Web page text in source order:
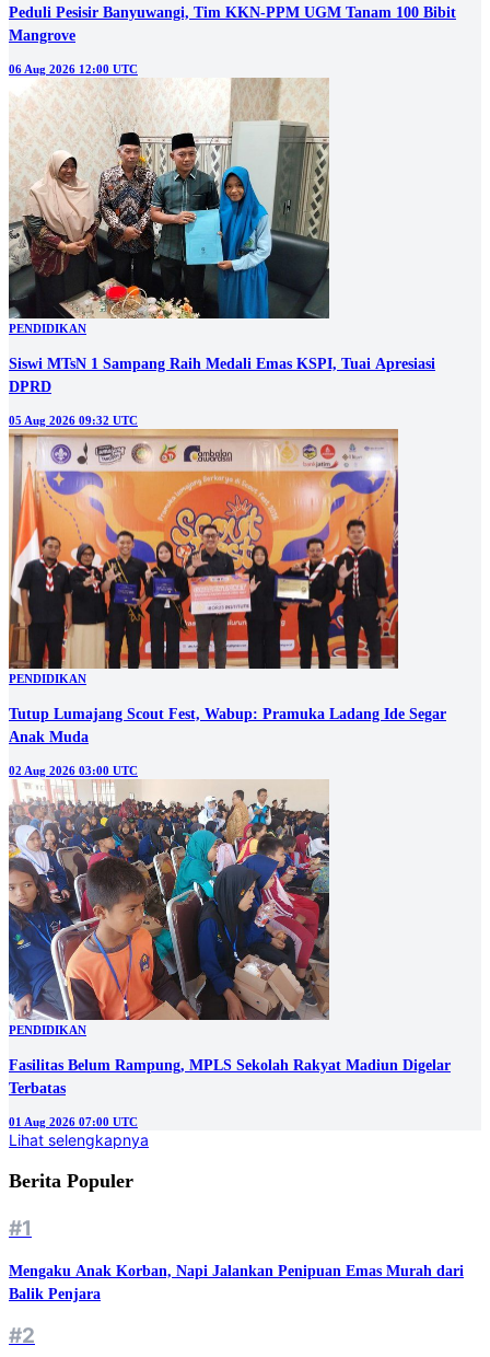
Peduli Pesisir Banyuwangi, Tim KKN-PPM UGM Tanam 100 Bibit
Mangrove
06 Aug 2026 12:00 UTC
PENDIDIKAN
Siswi MTsN 1 Sampang Raih Medali Emas KSPI, Tuai Apresiasi
DPRD
05 Aug 2026 09:32 UTC
PENDIDIKAN
Tutup Lumajang Scout Fest, Wabup: Pramuka Ladang Ide Segar
Anak Muda
02 Aug 2026 03:00 UTC
PENDIDIKAN
Fasilitas Belum Rampung, MPLS Sekolah Rakyat Madiun Digelar
Terbatas
01 Aug 2026 07:00 UTC
Lihat selengkapnya
Berita Populer
#1
Mengaku Anak Korban, Napi Jalankan Penipuan Emas Murah dari
Balik Penjara
#2